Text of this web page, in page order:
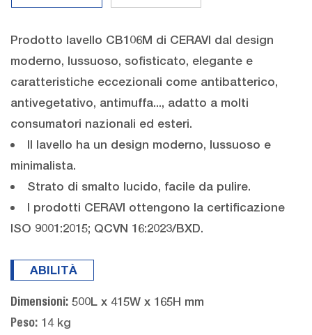
Prodotto lavello CB106M di CERAVI dal design
moderno, lussuoso, sofisticato, elegante e
caratteristiche eccezionali come antibatterico,
antivegetativo, antimuffa..., adatto a molti
consumatori nazionali ed esteri.
Il lavello ha un design moderno, lussuoso e
minimalista.
Strato di smalto lucido, facile da pulire.
I prodotti CERAVI ottengono la certificazione
ISO 9001:2015; QCVN 16:2023/BXD.
ABILITÀ
Dimensioni: 500L x 415W x 165H mm
Peso: 14 kg